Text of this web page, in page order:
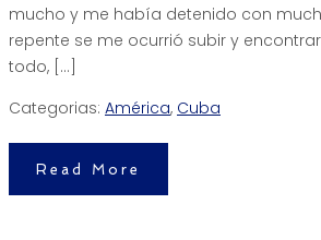
mucho y me había detenido con
repente se me ocurrió subir y
todo, […]
Categorias: América, Cuba
Read More